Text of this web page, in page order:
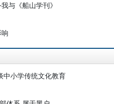
与《船山学刊》
小学传统文化教育